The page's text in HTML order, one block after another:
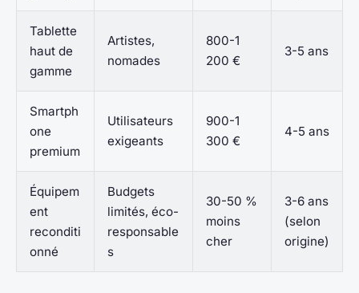
Tablette
haut de
gamme
Artistes,
nomades
800-1
200 €
3-5 ans
Smartph
one
premium
Utilisateurs
exigeants
900-1
300 €
4-5 ans
Équipem
ent
reconditi
onné
Budgets
limités, éco-
responsable
s
30-50 %
moins
cher
3-6 ans
(selon
origine)